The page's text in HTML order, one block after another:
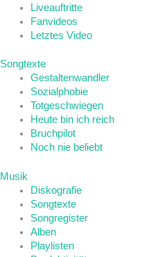
Liveauftritte
Fanvideos
Letztes Video
Songtexte
Gestaltenwandler
Sozialphobie
Totgeschwiegen
Heute bin ich reich
Bruchpilot
Noch nie beliebt
Musik
Diskografie
Songtexte
Songregister
Alben
Playlisten